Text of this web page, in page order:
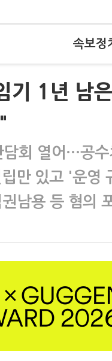
속보정
기 1년 남
담회 열어…공
만 있고 '운영
남용 등 혐의